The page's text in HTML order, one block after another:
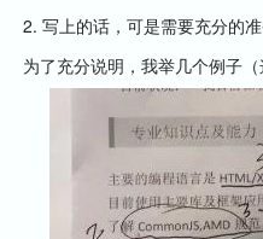
2. 写上的话，可是需要充分的准
为了充分说明，我举几个例子（